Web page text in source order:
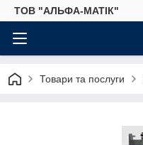
ТОВ "АЛЬФА-МАТІК"
Товари та послуги